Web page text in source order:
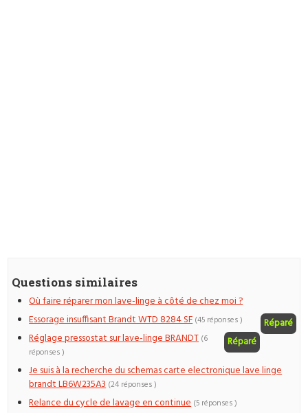
Questions similaires
Où faire réparer mon lave-linge à côté de chez moi ?
Essorage insuffisant Brandt WTD 8284 SF
Réparé
(45 réponses )
Réglage pressostat sur lave-linge BRANDT Réparé
(6
réponses )
Je suis à la recherche du schemas carte electronique lave linge
brandt LB6W235A3 (24 réponses )
Relance du cycle de lavage en continue (5 réponses )